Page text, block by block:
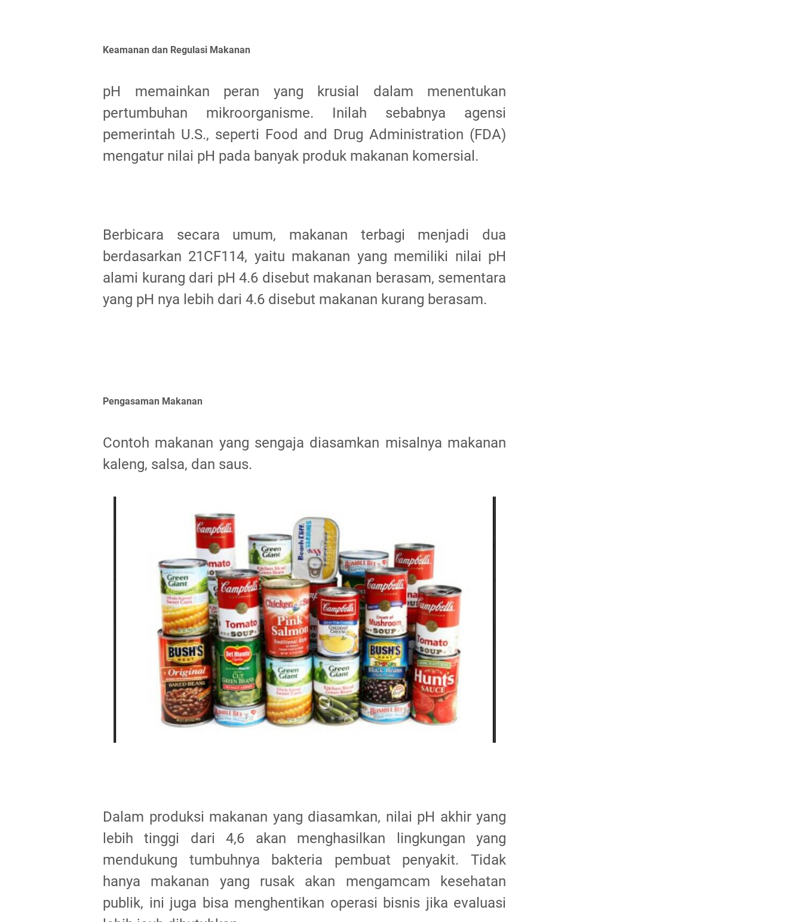
Keamanan dan Regulasi Makanan
pH memainkan peran yang krusial dalam menentukan
pertumbuhan mikroorganisme. Inilah sebabnya agensi
pemerintah U.S., seperti Food and Drug Administration (FDA)
mengatur nilai pH pada banyak produk makanan komersial.
Berbicara secara umum, makanan terbagi menjadi dua
berdasarkan 21CF114, yaitu makanan yang memiliki nilai pH
alami kurang dari pH 4.6 disebut makanan berasam, sementara
yang pH nya lebih dari 4.6 disebut makanan kurang berasam.
Pengasaman Makanan
Contoh makanan yang sengaja diasamkan misalnya makanan
kaleng, salsa, dan saus.
Dalam produksi makanan yang diasamkan, nilai pH akhir yang
lebih tinggi dari 4,6 akan menghasilkan lingkungan yang
mendukung tumbuhnya bakteria pembuat penyakit. Tidak
hanya makanan yang rusak akan mengamcam kesehatan
publik, ini juga bisa menghentikan operasi bisnis jika evaluasi